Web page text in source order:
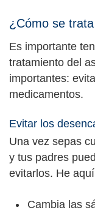
¿Cómo se
Es importante
tratamiento del
importantes:
medicamentos.
Evitar los
Una vez sepas
y tus padres
evitarlos. He
Cambia las